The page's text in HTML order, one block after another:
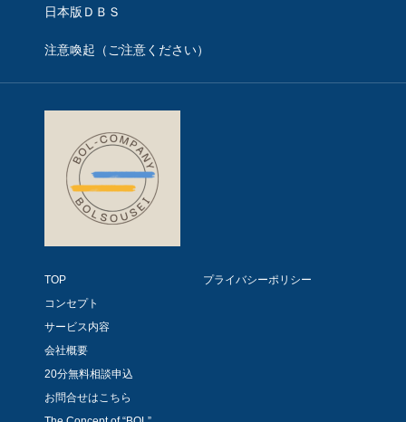
日本版ＤＢＳ
注意喚起（ご注意ください）
TOP
コンセプト
サービス内容
会社概要
20分無料相談申込
お問合せはこちら
プライバシーポリシー